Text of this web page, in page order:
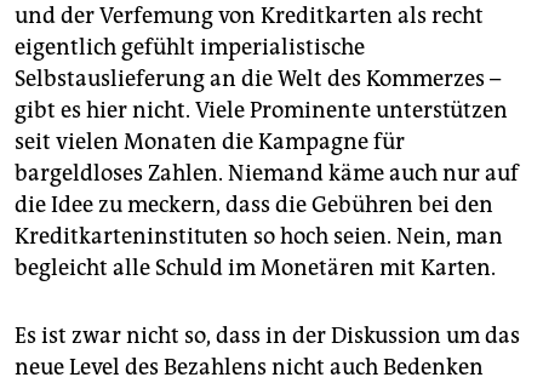
und der Verfemung von Kreditkarten als recht
eigentlich gefühlt imperialistische
Selbstauslieferung an die Welt des Kommerzes –
gibt es hier nicht. Viele Prominente unterstützen
seit vielen Monaten die Kampagne für
bargeldloses Zahlen. Niemand käme auch nur auf
die Idee zu meckern, dass die Gebühren bei den
Kreditkarteninstituten so hoch seien. Nein, man
begleicht alle Schuld im Monetären mit Karten.
Es ist zwar nicht so, dass in der Diskussion um das
neue Level des Bezahlens nicht auch Bedenken